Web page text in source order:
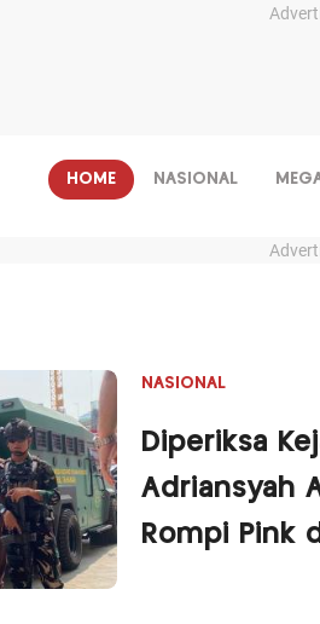
HOME NASIONAL
NASIONAL
Diperiksa
Adriansyah
Rompi Pink